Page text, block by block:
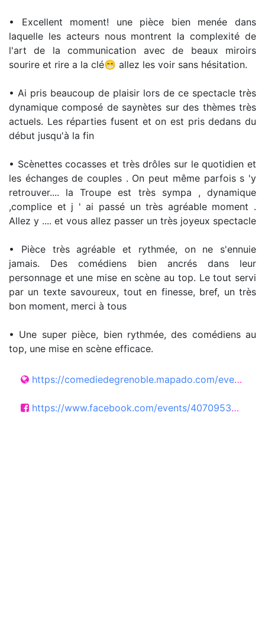
• Excellent moment! une pièce bien menée dans
laquelle les acteurs nous montrent la complexité de
l'art de la communication avec de beaux miroirs
sourire et rire a la clé😁 allez les voir sans hésitation.
• Ai pris beaucoup de plaisir lors de ce spectacle très
dynamique composé de saynètes sur des thèmes très
actuels. Les réparties fusent et on est pris dedans du
début jusqu'à la fin
• Scènettes cocasses et très drôles sur le quotidien et
les échanges de couples . On peut même parfois s 'y
retrouver.... la Troupe est très sympa , dynamique
,complice et j ' ai passé un très agréable moment .
Allez y .... et vous allez passer un très joyeux spectacle
• Pièce très agréable et rythmée, on ne s'ennuie
jamais. Des comédiens bien ancrés dans leur
personnage et une mise en scène au top. Le tout servi
par un texte savoureux, tout en finesse, bref, un très
bon moment, merci à tous
• Une super pièce, bien rythmée, des comédiens au
top, une mise en scène efficace.
https://comediedegrenoble.mapado.com/event/549935-fallait-pas-le-dire
https://www.facebook.com/events/4070953439705233/